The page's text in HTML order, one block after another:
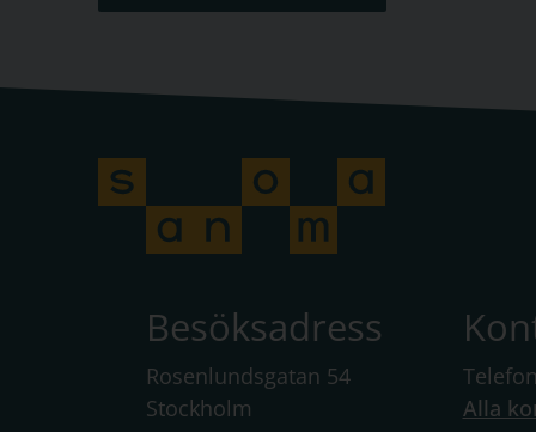
Besöksadress
Rosenlundsgatan 54
Stockholm
Alla